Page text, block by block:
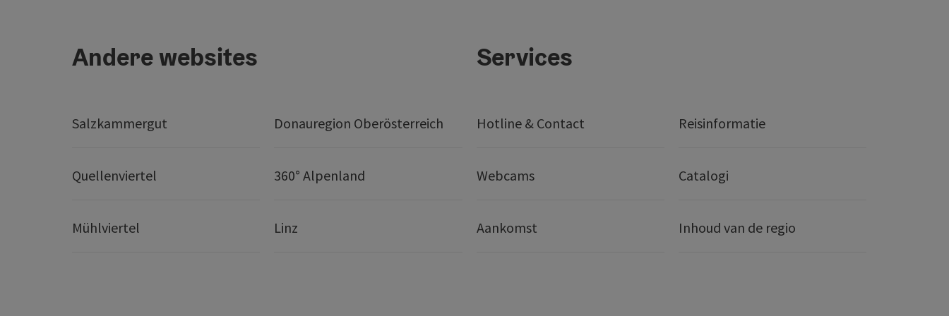
Andere websites
Salzkammergut Donauregion Oberösterreich
Quellenviertel 360° Alpenland
Mühlviertel Linz
Services
Hotline & Contact Reisinformatie
Webcams Catalogi
Aankomst Inhoud van de regio